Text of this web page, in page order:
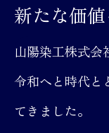
新たな価値
山陽染工株式会
令和へと時代と
てきました。